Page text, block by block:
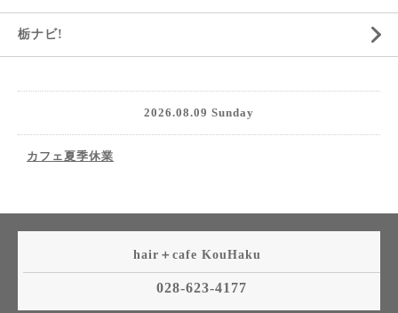
栃ナビ!
2026.08.09 Sunday
カフェ夏季休業
hair＋cafe KouHaku
028-623-4177